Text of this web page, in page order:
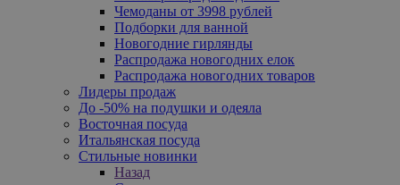
Чемоданы от 3998 рублей
Подборки для ванной
Новогодние гирлянды
Распродажа новогодних елок
Распродажа новогодних товаров
Лидеры продаж
До -50% на подушки и одеяла
Восточная посуда
Итальянская посуда
Стильные новинки
Назад